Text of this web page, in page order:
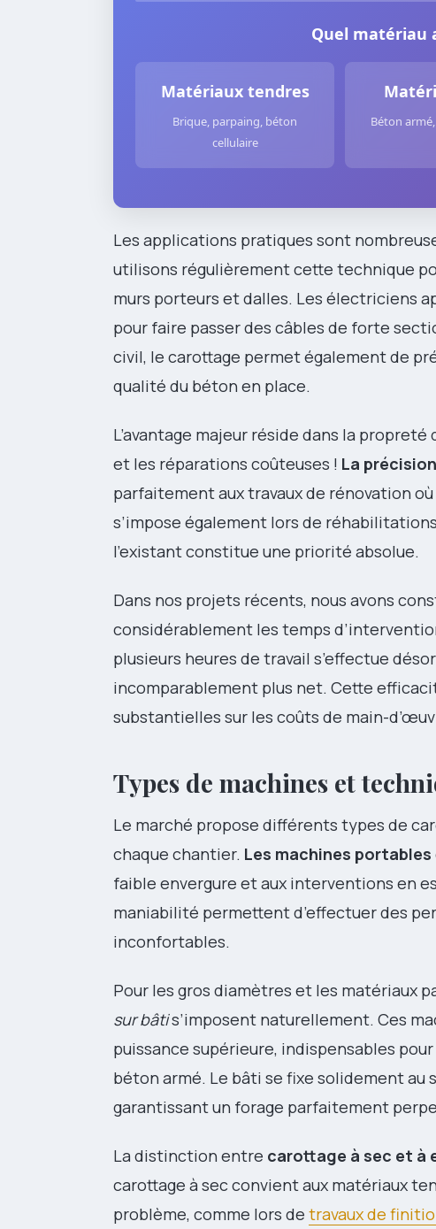
Quel matériau
Matériaux tendres
Brique, parpaing, béton
cellulaire
Béton
Les applications pratiques sont
utilisons régulièrement cette technique
murs porteurs et dalles. Les électriciens
pour faire passer des câbles de forte
civil, le carottage permet également de
qualité du béton en place.
L’avantage majeur réside dans la
et les réparations coûteuses ! La
parfaitement aux travaux de rénovation
s’impose également lors de
l’existant constitue une priorité absolue.
Dans nos projets récents, nous avons
considérablement les temps
plusieurs heures de travail s’effectue
incomparablement plus net. Cette
substantielles sur les coûts de main-
Types de machines et
Le marché propose différents types de
chaque chantier. Les machines portables
faible envergure et aux interventions en
maniabilité permettent d’effectuer des
inconfortables.
Pour les gros diamètres et les matériaux
sur bâtis’imposent naturellement. Ces
puissance supérieure, indispensables
béton armé. Le bâti se fixe solidement au
garantissant un forage parfaitement
La distinction entre carottage à sec et à
carottage à sec convient aux matériaux
problème, comme lors de travaux de